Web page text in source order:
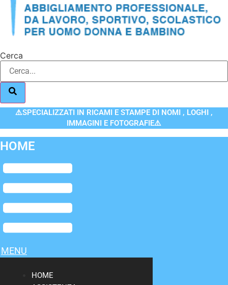
Cerca
⚠️SPECIALIZZATI IN RICAMI E STAMPE DI NOMI , LOGHI ,
IMMAGINI E FOTOGRAFIE⚠️
HOME
Flyout
Menu
MENU
HOME